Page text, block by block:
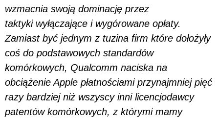
wzmacnia swoją dominację przez
taktyki wyłączające i wygórowane opłaty.
Zamiast być jednym z tuzina firm które dołożyły
coś do podstawowych standardów
komórkowych, Qualcomm naciska na
obciążenie Apple płatnościami przynajmniej pięć
razy bardziej niż wszyscy inni licencjodawcy
patentów komórkowych, z którymi mamy